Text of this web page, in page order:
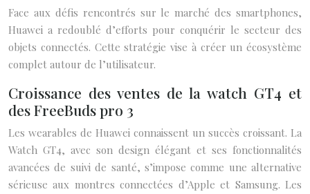
Face aux défis rencontrés sur le marché des smartphones,
Huawei a redoublé d’efforts pour conquérir le secteur des
objets connectés. Cette stratégie vise à créer un écosystème
complet autour de l’utilisateur.
Croissance des ventes de la watch GT4 et
des FreeBuds pro 3
Les wearables de Huawei connaissent un succès croissant. La
Watch GT4, avec son design élégant et ses fonctionnalités
avancées de suivi de santé, s’impose comme une alternative
sérieuse aux montres connectées d’Apple et Samsung. Les